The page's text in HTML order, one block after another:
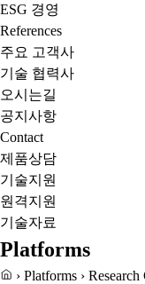
ESG 경영
References
주요 고객사
기술 협력사
오시는길
공지사항
Contact
제품상담
기술지원
원격지원
기술자료
Platforms
› Platforms ›